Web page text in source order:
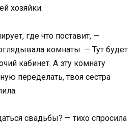
хозяйки.
где что поставит, —
комнаты. — Тут будет
кабинет. А эту комнату
переделать, твоя сестра
свадьбы? — тихо спросила